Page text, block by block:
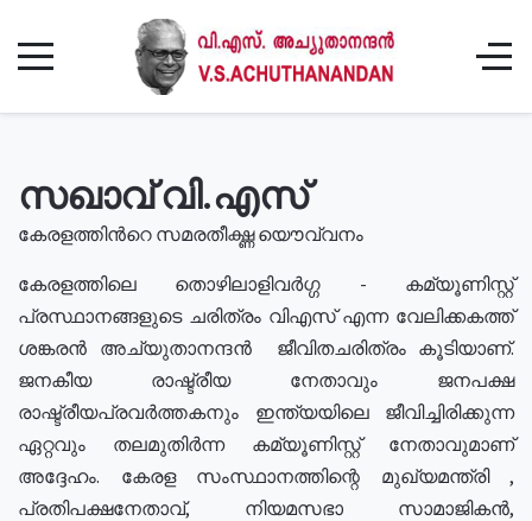
സഖാവ് വി.എസ്
കേരളത്തിൻറെ സമരതീക്ഷ്ണ യൌവ്വനം
കേരളത്തിലെ തൊഴിലാളിവർഗ്ഗ - കമ്യൂണിസ്റ്റ്
പ്രസ്ഥാനങ്ങളുടെ ചരിത്രം വിഎസ് എന്ന വേലിക്കകത്ത്
ശങ്കരൻ അച്യുതാനന്ദൻ ജീവിതചരിത്രം കൂടിയാണ്.
ജനകീയ രാഷ്ട്രീയ നേതാവും ജനപക്ഷ
രാഷ്ട്രീയപ്രവർത്തകനും ഇന്ത്യയിലെ ജീവിച്ചിരിക്കുന്ന
ഏറ്റവും തലമുതിർന്ന കമ്യൂണിസ്റ്റ് നേതാവുമാണ്
അദ്ദേഹം. കേരള സംസ്ഥാനത്തിന്റെ മുഖ്യമന്ത്രി ,
പ്രതിപക്ഷനേതാവ്, നിയമസഭാ സാമാജികൻ,